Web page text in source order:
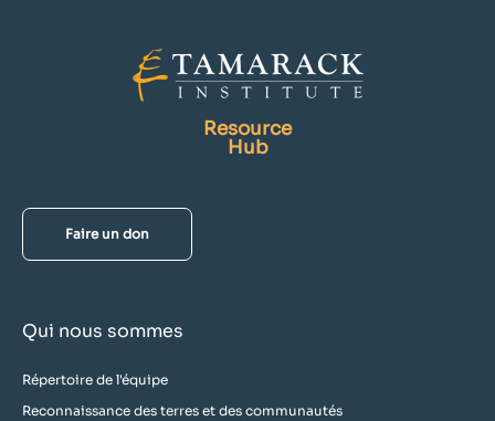
Resource
Hub
Faire un don
Qui nous sommes
Répertoire de l'équipe
Reconnaissance des terres et des communautés